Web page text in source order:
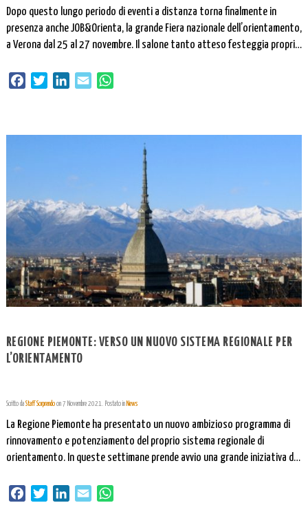
Dopo questo lungo periodo di eventi a distanza torna finalmente in
presenza anche JOB&Orienta, la grande Fiera nazionale dell’orientamento,
a Verona dal 25 al 27 novembre. Il salone tanto atteso festeggia proprio
oltre 500 espositori e un programma denso di incontri ed eventi […]
FacebookTwitter LinkedIn Email
REGIONE PIEMONTE: VERSO UN NUOVO SISTEMA REGIONALE PER
L’ORIENTAMENTO
Scritto da Staff Sorprendoon 7 Novembre 2021. Postato in News
La Regione Piemonte ha presentato un nuovo ambizioso programma di
rinnovamento e potenziamento del proprio sistema regionale di
orientamento. In queste settimane prende avvio una grande iniziativa di
orientamento e dei Centri per l’Impiego: 31 edizioni su tutto il territorio
FacebookTwitter LinkedIn Email